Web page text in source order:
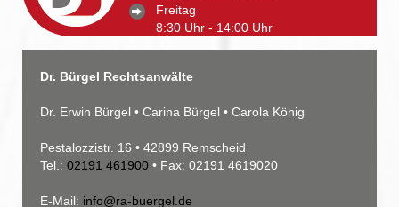
Freitag
8:30 Uhr - 14:00 Uhr
Dr. Bürgel Rechtsanwälte
Dr. Erwin Bürgel • Carina Bürgel • Carola König
Pestalozzistr. 16 • 42899 Remscheid
Tel.: 02191 461900 • Fax: 02191 4619020
E-Mail: info@ra-buergel.de